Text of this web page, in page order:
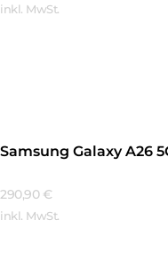
inkl. MwSt.
Samsung Galaxy A26
290,90 €
inkl. MwSt.